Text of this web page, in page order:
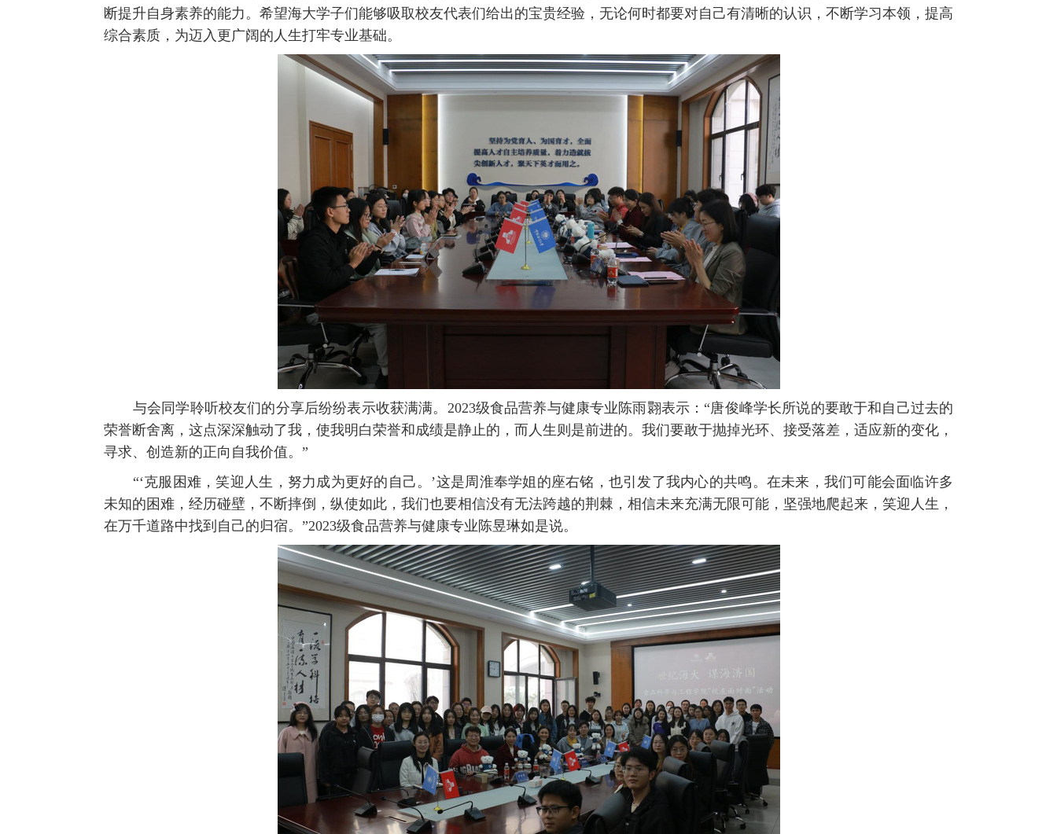
断提升自身素养的能力。希望海大学子们能够吸取校友代表们给出的宝贵经验，无论何时都要对自己有清晰的认识，不断学习本领，提高
综合素质，为迈入更广阔的人生打牢专业基础。
与会同学聆听校友们的分享后纷纷表示收获满满。 2023级食品营养与健康专业陈雨翾表示：“唐俊峰学长所说的要敢于和自己过去的
荣誉断舍离，这点深深触动了我，使我明白荣誉和成绩是静止的，而人生则是前进的。我们要敢于抛掉光环、接受落差，适应新的变化，
寻求、创造新的正向自我价值。”
“‘克服困难，笑迎人生，努力成为更好的自己。’这是周淮奉学姐的座右铭，也引发了我内心的共鸣。在未来，我们可能会面临许多
未知的困难，经历碰壁，不断摔倒，纵使如此，我们也要相信没有无法跨越的荆棘，相信未来充满无限可能，坚强地爬起来，笑迎人生，
在万千道路中找到自己的归宿。”2023级食品营养与健康专业陈昱琳如是说。